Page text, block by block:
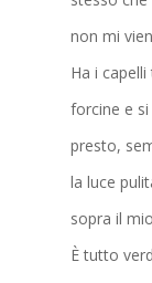
non mi
Ha i
forcine e
presto,
la luce
sopra il
È tutto